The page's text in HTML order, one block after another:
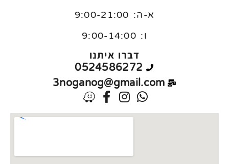
א-ה: 9:00-21:00
ו: 9:00-14:00
דברו איתנו
0524586272
3noganog@gmail.com